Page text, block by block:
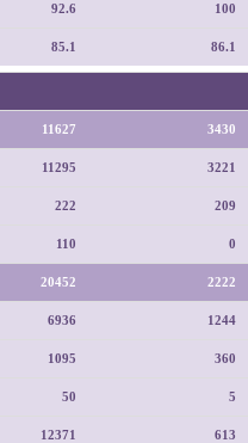
92.6 100
85.1 86.1
11627 3430
11295 3221
222 209
110 0
20452 2222
6936 1244
1095 360
50 5
12371 613